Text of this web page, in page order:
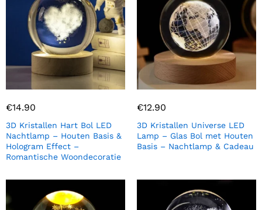
€14.90
3D Kristallen Hart Bol LED
Nachtlamp – Houten Basis &
Hologram Effect –
Romantische Woondecoratie
€12.90
3D Kristallen Universe LED
Lamp – Glas Bol met Houten
Basis – Nachtlamp & Cadeau